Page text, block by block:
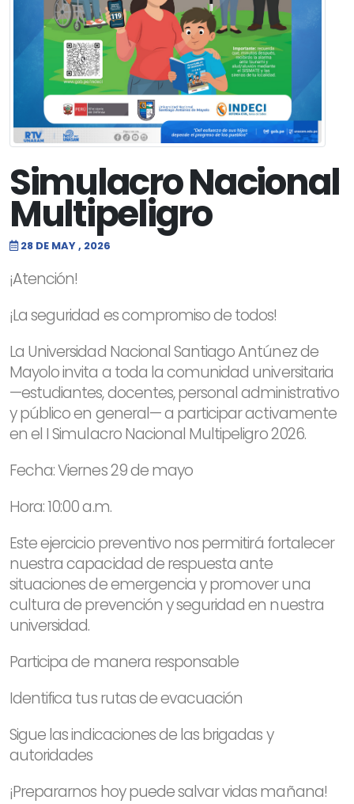
Simulacro Nacional
Multipeligro
28 DE MAY , 2026
¡Atención!
¡La seguridad es compromiso de todos!
La Universidad Nacional Santiago Antúnez de
Mayolo invita a toda la comunidad universitaria
—estudiantes, docentes, personal administrativo
y público en general— a participar activamente
en el I Simulacro Nacional Multipeligro 2026.
Fecha: Viernes 29 de mayo
Hora: 10:00 a.m.
Este ejercicio preventivo nos permitirá fortalecer
nuestra capacidad de respuesta ante
situaciones de emergencia y promover una
cultura de prevención y seguridad en nuestra
universidad.
Participa de manera responsable
Identifica tus rutas de evacuación
Sigue las indicaciones de las brigadas y
autoridades
¡Prepararnos hoy puede salvar vidas mañana!